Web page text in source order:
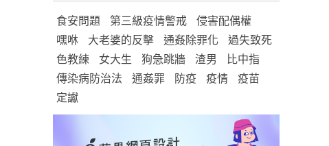
食安問題 第三級疫情警戒
侵害配偶權
嘿咻
大老婆的反擊 通姦除罪化
過失致死
色教練
女大生 狗急跳牆 渣男
比中指
傳染病防治法
通姦罪 防疫 疫情
疫苗
定讞